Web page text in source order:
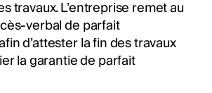
travaux. L’entreprise remet au
verbal de parfait
d’attester la fin des travaux
la garantie de parfait